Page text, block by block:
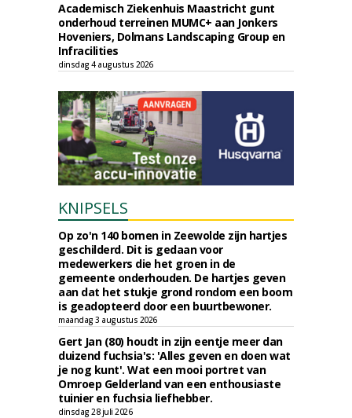
Academisch Ziekenhuis Maastricht gunt
onderhoud terreinen MUMC+ aan Jonkers
Hoveniers, Dolmans Landscaping Group en
Infracilities
dinsdag 4 augustus 2026
KNIPSELS
Op zo'n 140 bomen in Zeewolde zijn hartjes
geschilderd. Dit is gedaan voor
medewerkers die het groen in de
gemeente onderhouden. De hartjes geven
aan dat het stukje grond rondom een boom
is geadopteerd door een buurtbewoner.
maandag 3 augustus 2026
Gert Jan (80) houdt in zijn eentje meer dan
duizend fuchsia's: 'Alles geven en doen wat
je nog kunt'. Wat een mooi portret van
Omroep Gelderland van een enthousiaste
tuinier en fuchsia liefhebber.
dinsdag 28 juli 2026